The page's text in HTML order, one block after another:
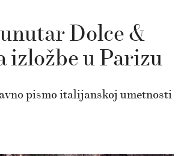
Dolce &
izložbe u Parizu
pismo italijanskoj umetnosti